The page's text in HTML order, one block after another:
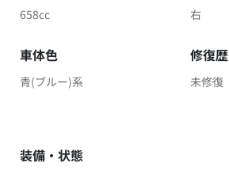
658cc 右
車体色
青(ブルー)系
修復歴
未修復
装備・状態